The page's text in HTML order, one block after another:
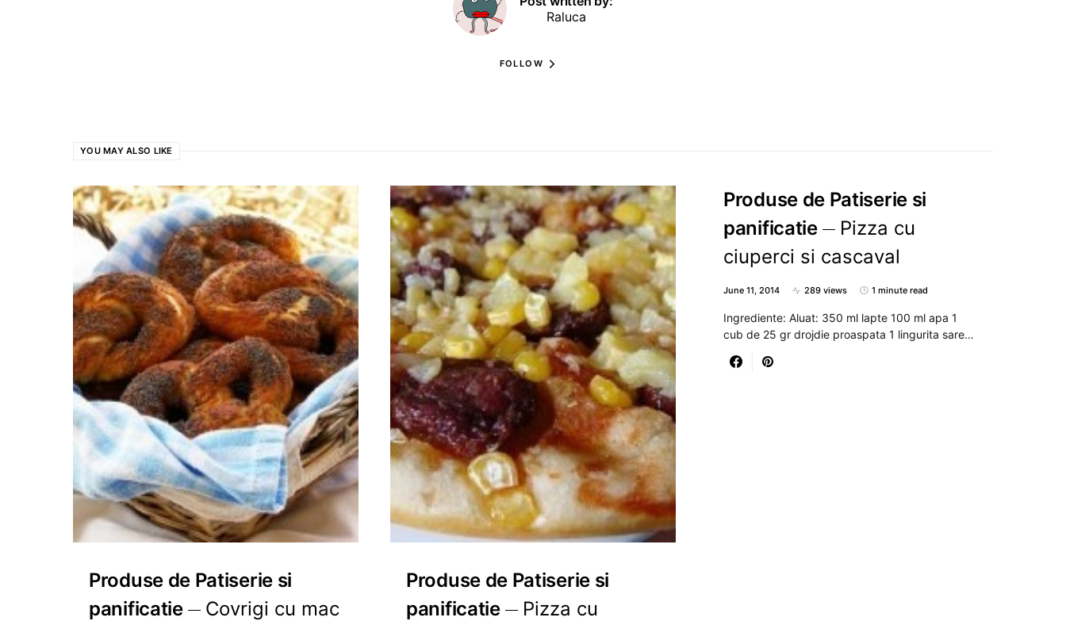
Raluca
FOLLOW
YOU MAY ALSO LIKE
Produse de Patiserie si
panificatie
Covrigi cu mac
Produse de Patiserie si
panificatie
Pizza cu
Produse de Patiserie si
panificatie
Pizza cu
ciuperci si cascaval
June 11, 2014 289 views 1 minute read
Ingrediente: Aluat: 350 ml lapte 100 ml apa 1
cub de 25 gr drojdie proaspata 1 lingurita sare…